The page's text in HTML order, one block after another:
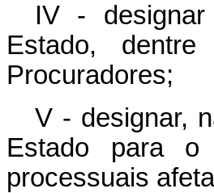
IV - designar
Estado,
Procuradores;
V - designar,
Estado para o
processuais